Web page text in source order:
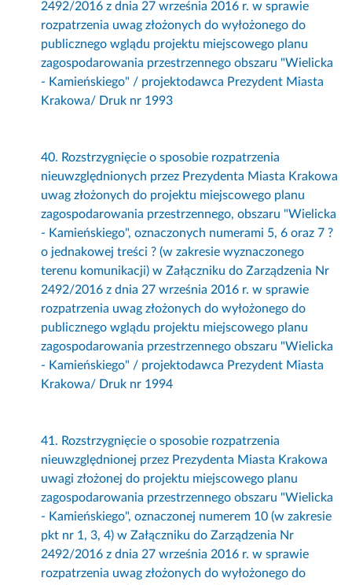
2492/2016 z dnia 27 września 2016 r. w sprawie
rozpatrzenia uwag złożonych do wyłożonego do
publicznego wglądu projektu miejscowego planu
zagospodarowania przestrzennego obszaru "Wielicka
- Kamieńskiego" / projektodawca Prezydent Miasta
Krakowa/ Druk nr 1993
40. Rozstrzygnięcie o sposobie rozpatrzenia
nieuwzględnionych przez Prezydenta Miasta Krakowa
uwag złożonych do projektu miejscowego planu
zagospodarowania przestrzennego, obszaru "Wielicka
- Kamieńskiego", oznaczonych numerami 5, 6 oraz 7 ?
o jednakowej treści ? (w zakresie wyznaczonego
terenu komunikacji) w Załączniku do Zarządzenia Nr
2492/2016 z dnia 27 września 2016 r. w sprawie
rozpatrzenia uwag złożonych do wyłożonego do
publicznego wglądu projektu miejscowego planu
zagospodarowania przestrzennego obszaru "Wielicka
- Kamieńskiego" / projektodawca Prezydent Miasta
Krakowa/ Druk nr 1994
41. Rozstrzygnięcie o sposobie rozpatrzenia
nieuwzględnionej przez Prezydenta Miasta Krakowa
uwagi złożonej do projektu miejscowego planu
zagospodarowania przestrzennego obszaru "Wielicka
- Kamieńskiego", oznaczonej numerem 10 (w zakresie
pkt nr 1, 3, 4) w Załączniku do Zarządzenia Nr
2492/2016 z dnia 27 września 2016 r. w sprawie
rozpatrzenia uwag złożonych do wyłożonego do